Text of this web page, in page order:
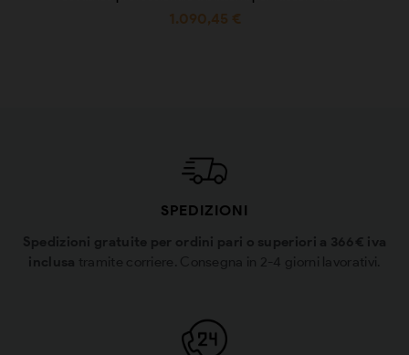
1.090,45 €
SPEDIZIONI
Spedizioni gratuite per ordini pari o superiori a 366€ iva
inclusa tramite corriere. Consegna in 2-4 giorni lavorativi.